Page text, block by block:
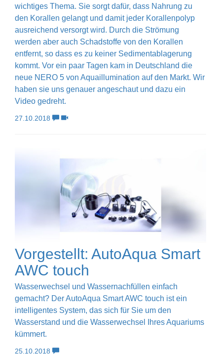
wichtiges Thema. Sie sorgt dafür, dass Nahrung zu
den Korallen gelangt und damit jeder Korallenpolyp
ausreichend versorgt wird. Durch die Strömung
werden aber auch Schadstoffe von den Korallen
entfernt, so dass es zu keiner Sedimentablagerung
kommt. Vor ein paar Tagen kam in Deutschland die
neue NERO 5 von Aquaillumination auf den Markt. Wir
haben sie uns genauer angeschaut und dazu ein
Video gedreht.
27.10.2018
Vorgestellt: AutoAqua Smart
AWC touch
Wasserwechsel und Wassernachfüllen einfach
gemacht? Der AutoAqua Smart AWC touch ist ein
intelligentes System, das sich für Sie um den
Wasserstand und die Wasserwechsel Ihres Aquariums
kümmert.
25.10.2018